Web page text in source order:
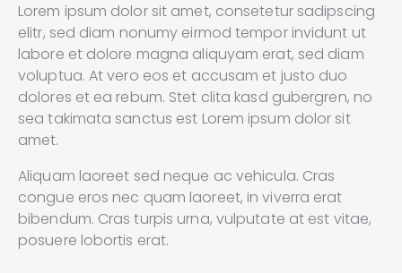
Lorem ipsum dolor sit amet, consetetur sadipscing
elitr, sed diam nonumy eirmod tempor invidunt ut
labore et dolore magna aliquyam erat, sed diam
voluptua. At vero eos et accusam et justo duo
dolores et ea rebum. Stet clita kasd gubergren, no
sea takimata sanctus est Lorem ipsum dolor sit
amet.
Aliquam laoreet sed neque ac vehicula. Cras
congue eros nec quam laoreet, in viverra erat
bibendum. Cras turpis urna, vulputate at est vitae,
posuere lobortis erat.